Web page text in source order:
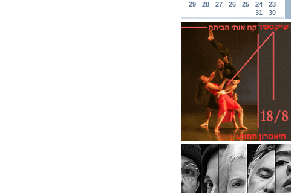
23
24
25
26
27
28
29
30
31